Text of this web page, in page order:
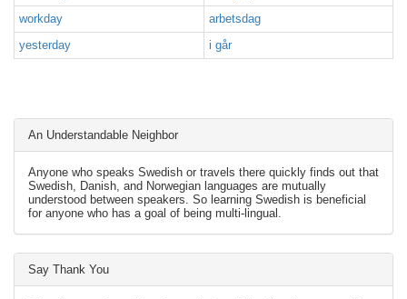
workday
arbetsdag
yesterday
i går
An Understandable Neighbor
Anyone who speaks Swedish or travels there quickly finds out that
Swedish, Danish, and Norwegian languages are mutually
understood between speakers. So learning Swedish is beneficial
for anyone who has a goal of being multi-lingual.
Say Thank You